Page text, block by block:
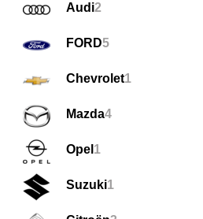
Audi2
FORD5
Chevrolet1
Mazda4
Opel 1
Suzuki1